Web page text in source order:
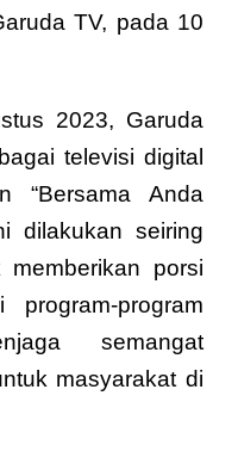
TV, pada 10
2023, Garuda
televisi digital
“Bersama Anda
dilakukan seiring
porsi
program
semangat
masyarakat di